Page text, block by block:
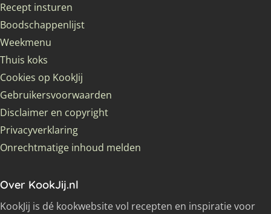
Recept insturen
Boodschappenlijst
Weekmenu
Thuis koks
Cookies op KookJij
Gebruikersvoorwaarden
Disclaimer en copyright
Privacyverklaring
Onrechtmatige inhoud melden
Over KookJij.nl
KookJij is dé kookwebsite vol recepten en inspiratie voor